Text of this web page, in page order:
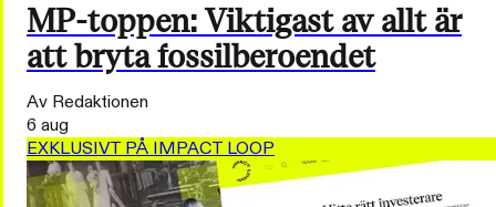
MP-toppen: Viktigast av allt är
att bryta fossilberoendet
Av Redaktionen
6 aug
EXKLUSIVT PÅ IMPACT LOOP